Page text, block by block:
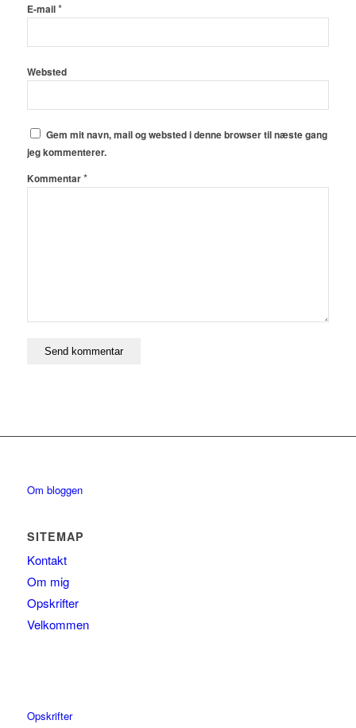
E-mail*
Websted
Gem mit navn, mail og websted i denne browser til næste gang
jeg kommenterer.
Kommentar*
Om bloggen
SITEMAP
Kontakt
Om mig
Opskrifter
Velkommen
Opskrifter